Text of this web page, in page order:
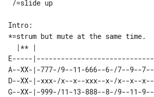
*=strum but mute at the same time.
E-----|-----------------------------
A--XX-|-777-/9--11-666--6-/7--9--7--
D--XX-|-xxx-/x--x--xxx--x-/x--x--x--
G--XX-|-999-/11-13-888--8-/9--11-9--